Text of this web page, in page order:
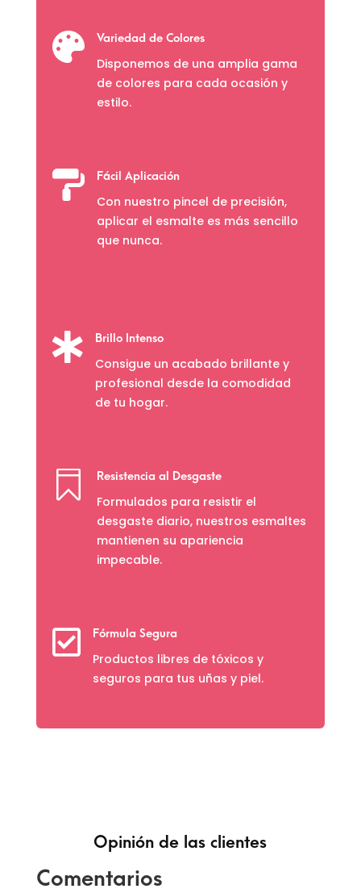
 Variedad de Colores
Disponemos de una amplia gama
de colores para cada ocasión y
estilo.
 Fácil Aplicación
Con nuestro pincel de precisión,
aplicar el esmalte es más sencillo
que nunca.
 Brillo Intenso
Consigue un acabado brillante y
profesional desde la comodidad
de tu hogar.
 Resistencia al Desgaste
Formulados para resistir el
desgaste diario, nuestros esmaltes
mantienen su apariencia
impecable.
 Fórmula Segura
Productos libres de tóxicos y
seguros para tus uñas y piel.
Opinión de las clientes
Comentarios